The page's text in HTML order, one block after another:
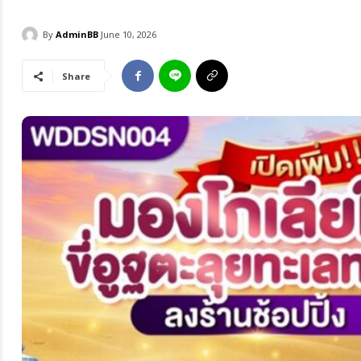
By AdminBB June 10, 2026
Share